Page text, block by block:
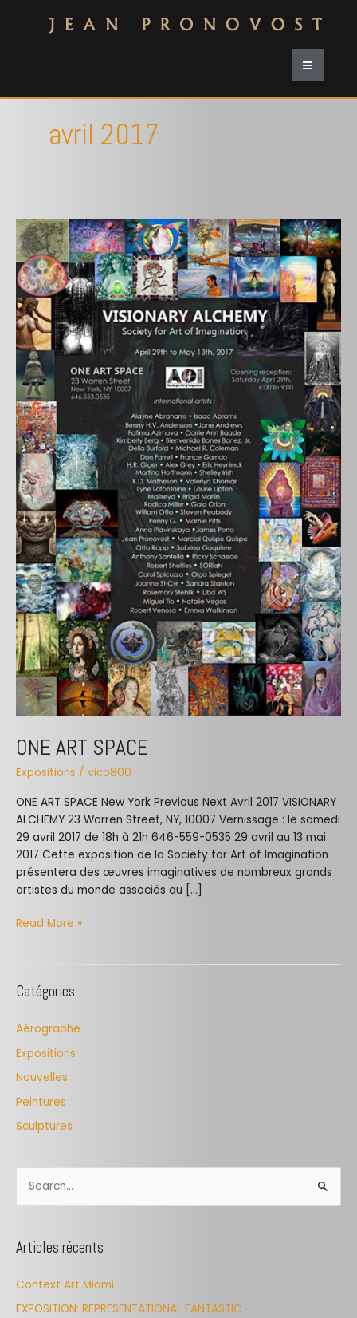
avril 2017
ONE ART SPACE
Expositions / vico800
ONE ART SPACE New York Previous Next Avril 2017 VISIONARY
ALCHEMY 23 Warren Street, NY, 10007 Vernissage : le samedi
29 avril 2017 de 18h à 21h 646-559-0535 29 avril au 13 mai
2017 Cette exposition de la Society for Art of Imagination
présentera des œuvres imaginatives de nombreux grands
artistes du monde associés au […]
ONE
ART
SPACE
Read More »
Catégories
Aérographe
Expositions
Nouvelles
Peintures
Sculptures
rArticles récents
Context Art Miami
EXPOSITION: REPRESENTATIONAL FANTASTIC